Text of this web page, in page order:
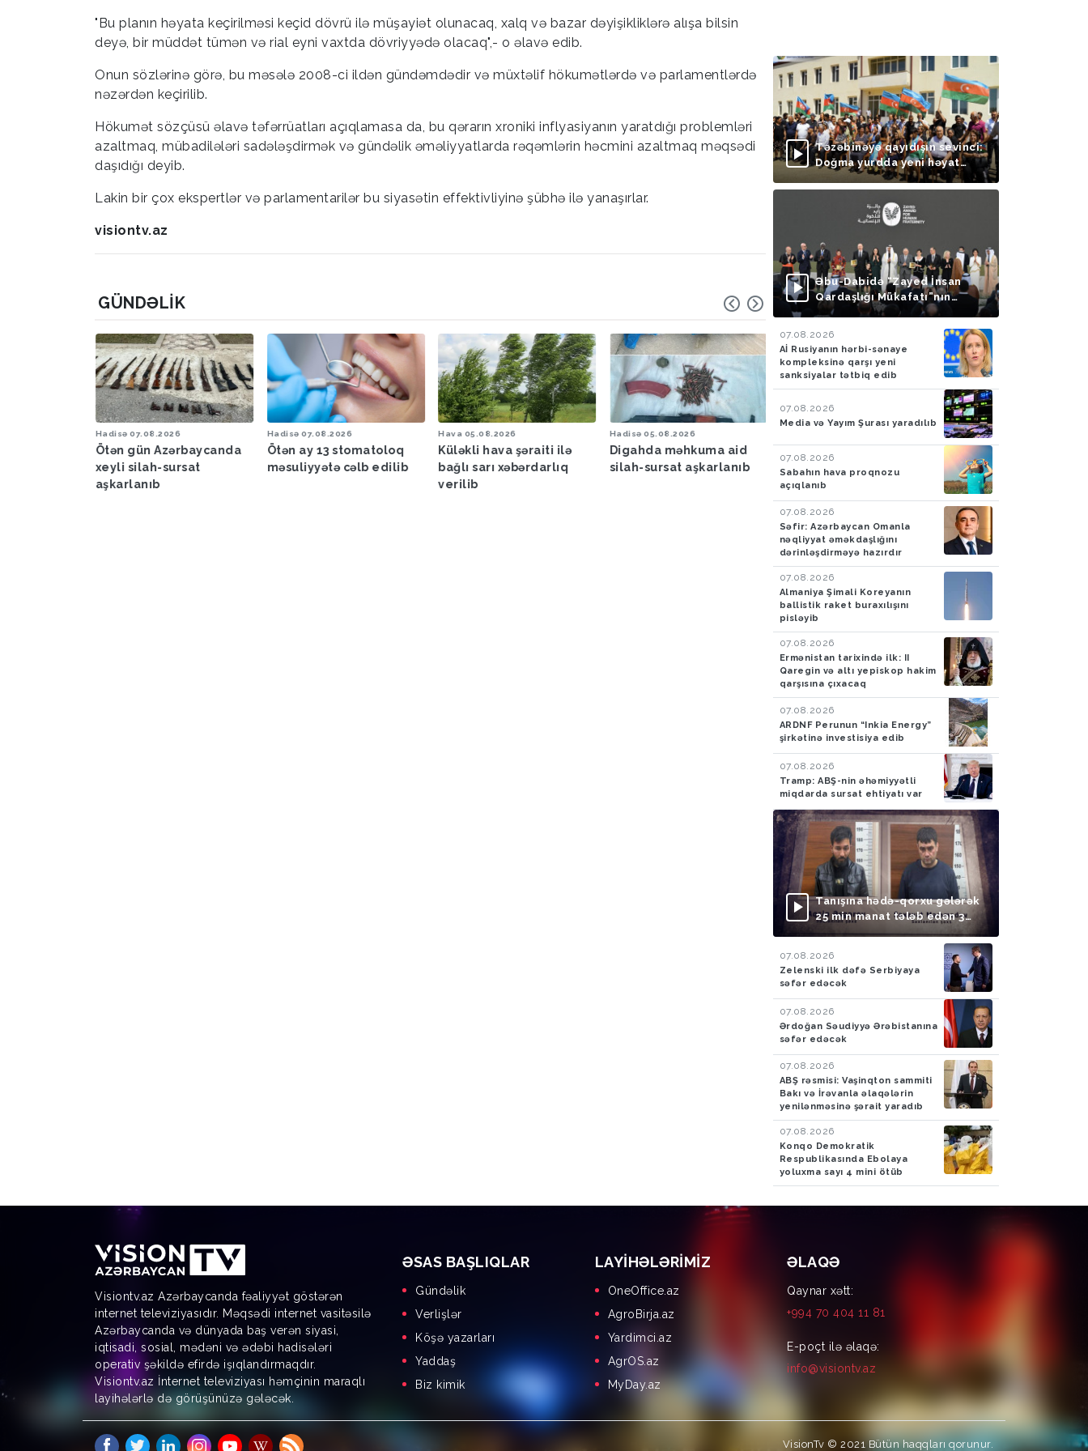
"Bu planın həyata keçirilməsi keçid dövrü ilə müşayiət olunacaq, xalq və bazar dəyişikliklərə alışa bilsin
deyə, bir müddət tümən və rial eyni vaxtda dövriyyədə olacaq",- o əlavə edib.
Onun sözlərinə görə, bu məsələ 2008-ci ildən gündəmdədir və müxtəlif hökumətlərdə və parlamentlərdə
nəzərdən keçirilib.
Hökumət sözçüsü əlavə təfərrüatları açıqlamasa da, bu qərarın xroniki inflyasiyanın yaratdığı problemləri
azaltmaq, mübadilələri sadələşdirmək və gündəlik əməliyyatlarda rəqəmlərin həcmini azaltmaq məqsədi
daşıdığı deyib.
Lakin bir çox ekspertlər və parlamentarilər bu siyasətin effektivliyinə şübhə ilə yanaşırlar.
visiontv.az
GÜNDƏLIK
Hadisə 07.08.2026
Ötən gün Azərbaycanda
xeyli silah-sursat
aşkarlanıb
Hadisə 07.08.2026
Ötən ay 13 stomatoloq
məsuliyyətə cəlb edilib
Hava 05.08.2026
Küləkli hava şəraiti ilə
bağlı sarı xəbərdarlıq
verilib
Hadisə 05.08.2026
Digahda məhkuma aid
silah-sursat aşkarlanıb
Hadisə 05.08.2026
Azərbaycan
İrandan Britaniyaya
aparan maşında 4,5
tiryək aşkarlayıblar-
FOTO
Təzəbinəyə qayıdışın sevinci:
Doğma yurdda yeni həyat
başlayır
Əbu-Dabidə “Zayed İnsan
Qardaşlığı Mükafatı”nın
təqdimolunma mərasimi
07.08.2026
Aİ Rusiyanın hərbi-sənaye
kompleksinə qarşı yeni
sanksiyalar tətbiq edib
07.08.2026
Media və Yayım Şurası yaradılıb
07.08.2026
Sabahın hava proqnozu
açıqlanıb
07.08.2026
Səfir: Azərbaycan Omanla
nəqliyyat əməkdaşlığını
dərinləşdirməyə hazırdır
07.08.2026
Almaniya Şimali Koreyanın
ballistik raket buraxılışını
pisləyib
07.08.2026
Ermənistan tarixində ilk: II
Qaregin və altı yepiskop hakim
qarşısına çıxacaq
07.08.2026
ARDNF Perunun “Inkia Energy”
şirkətinə investisiya edib
07.08.2026
Tramp: ABŞ-nin əhəmiyyətli
miqdarda sursat ehtiyatı var
Tanışına hədə-qorxu gələrək
25 min manat tələb edən 3
nəfər saxlanılıb
07.08.2026
Zelenski ilk dəfə Serbiyaya
səfər edəcək
07.08.2026
Ərdoğan Səudiyyə Ərəbistanına
səfər edəcək
07.08.2026
ABŞ rəsmisi: Vaşinqton sammiti
Bakı və İrəvanla əlaqələrin
yenilənməsinə şərait yaradıb
07.08.2026
Konqo Demokratik
Respublikasında Ebolaya
yoluxma sayı 4 mini ötüb
Visiontv.az Azərbaycanda fəaliyyət göstərən
internet televiziyasıdır. Məqsədi internet vasitəsilə
Azərbaycanda və dünyada baş verən siyasi,
iqtisadi, sosial, mədəni və ədəbi hadisələri
operativ şəkildə efirdə işıqlandırmaqdır.
Visiontv.az İnternet televiziyası həmçinin maraqlı
layihələrlə də görüşünüzə gələcək.
ƏSAS BAŞLIQLAR
Gündəlik
Verlişlər
Köşə yazarları
Yaddaş
Biz kimik
LAYIHƏLƏRIMIZ
OneOffice.az
AgroBirja.az
Yardimci.az
AgrOS.az
MyDay.az
ƏLAQƏ
Qaynar xətt:
+994 70 404 11 81
E-poçt ilə əlaqə:
info@visiontv.az
VisionTv © 2021 Bütün haqqları qorunur.